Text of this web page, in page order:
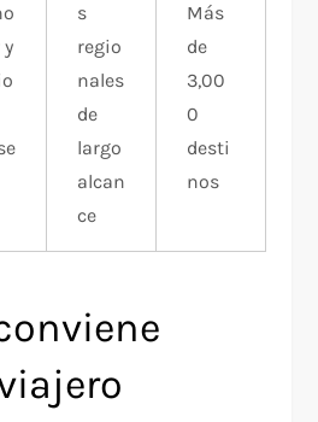
y
s
regio
nales
de
largo
alcan
ce
Más
de
3,00
0
desti
nos